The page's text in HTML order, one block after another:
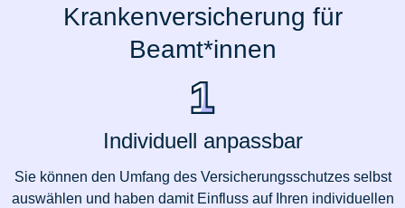
Krankenversicherung für
Beamt*innen
Individuell anpassbar
Sie können den Umfang des Versicherungsschutzes selbst
auswählen und haben damit Einfluss auf Ihren individuellen